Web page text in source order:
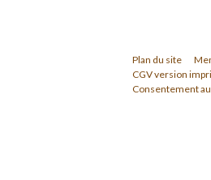
Plan du site
CGV version
Consentement